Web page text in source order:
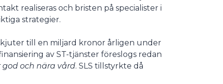
realiseras och bristen på specialister i
strategier.
till en miljard kronor årligen under
av ST-tjänster föreslogs redan
och nära vård. SLS tillstyrkte då